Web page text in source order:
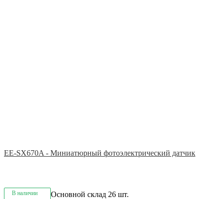
EE-SX670A - Миниатюрный фотоэлектрический датчик
В наличии Основной склад 26 шт.